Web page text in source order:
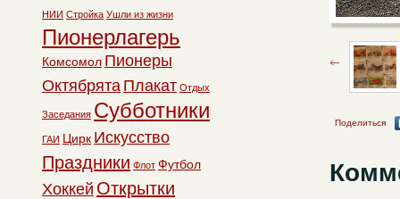
Поделиться
НИИ Стройка Ушли из жизни
Пионерлагерь
Комсомол Пионеры
Октябрята Плакат Отдых
Заседания Субботники
ГАИ Цирк Искусство
Праздники Флот Футбол
Хоккей Открытки